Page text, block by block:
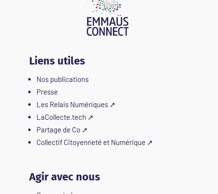
Liens utiles
Nos publications
Presse
Les Relais Numériques➚
LaCollecte.tech ➚
Partage de Co➚
Collectif Citoyenneté et Numérique ➚
Agir avec nous